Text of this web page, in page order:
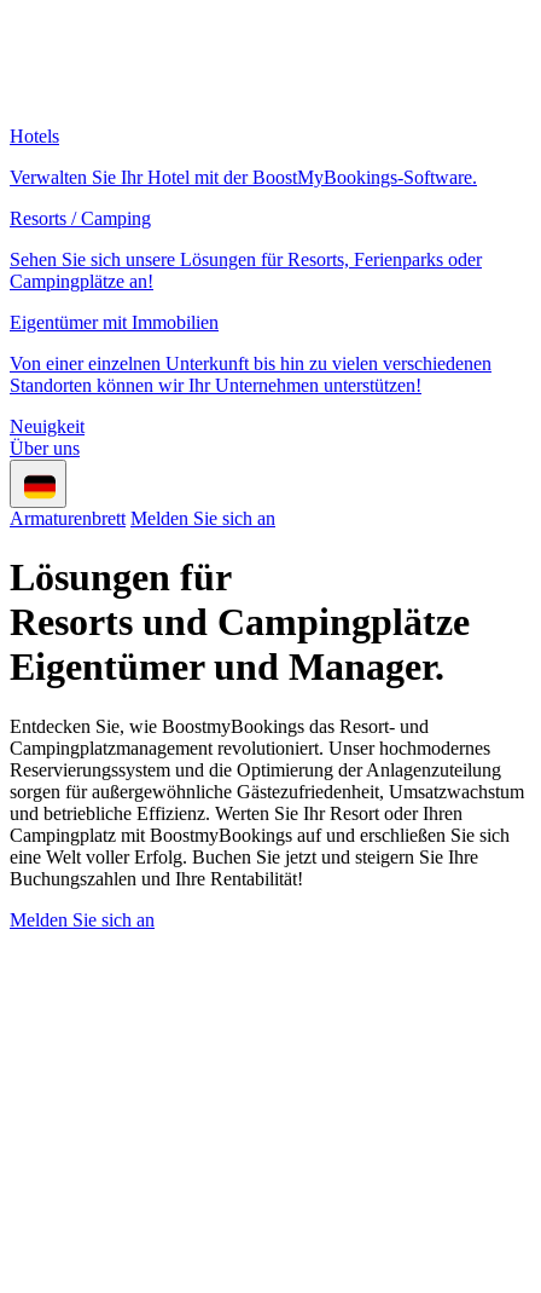
Hotels
Verwalten Sie Ihr Hotel mit der BoostMyBookings-Software.
Resorts / Camping
Sehen Sie sich unsere Lösungen für Resorts, Ferienparks oder
Campingplätze an!
Eigentümer mit Immobilien
Von einer einzelnen Unterkunft bis hin zu vielen verschiedenen
Standorten können wir Ihr Unternehmen unterstützen!
Neuigkeit
Über uns
Armaturenbrett Melden Sie sich an
Lösungen für
Resorts und Campingplätze
Eigentümer und Manager.
Entdecken Sie, wie BoostmyBookings das Resort- und
Campingplatzmanagement revolutioniert. Unser hochmodernes
Reservierungssystem und die Optimierung der Anlagenzuteilung
sorgen für außergewöhnliche Gästezufriedenheit, Umsatzwachstum
und betriebliche Effizienz. Werten Sie Ihr Resort oder Ihren
Campingplatz mit BoostmyBookings auf und erschließen Sie sich
eine Welt voller Erfolg. Buchen Sie jetzt und steigern Sie Ihre
Buchungszahlen und Ihre Rentabilität!
Melden Sie sich an